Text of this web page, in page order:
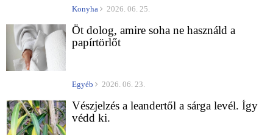
Konyha 2026. 06. 25.
Öt dolog, amire soha ne használd a
papírtörlőt
Egyéb 2026. 06. 23.
Vészjelzés a leandertől a sárga levél. Így
védd ki.